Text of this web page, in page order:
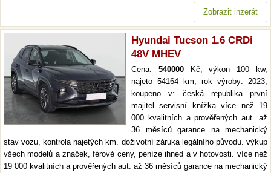
Zobrazit inzerát
Hyundai Tucson 1.6 CRDi
48V MHEV
Cena: 540000Kč, výkon 100 kw,
najeto 54164 km, rok výroby: 2023,
koupeno v: česká republika první
majitel servisní knížka více než 19
000 kvalitních a prověřených aut. až
36 měsíců garance na mechanický
stav vozu, kontrola najetých km. doživotní záruka legálního původu. výkup
všech modelů a značek, férové ceny, peníze ihned a v hotovosti. více než
19 000 kvalitních a prověřených aut. až 36 měsíců garance na mechanický